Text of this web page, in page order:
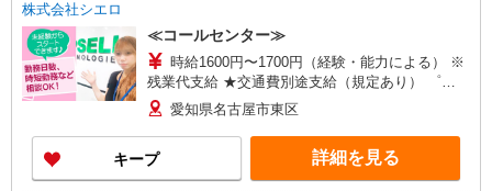
株式会社シエロ
≪コールセンター≫
時給1600円〜1700円（経験・能力による） ※
残業代支給 ★交通費別途支給（規定あり） ゜
+゜・。○。・゜+゜・。○。・゜+゜ 入社祝い金10
万円支給(規定有) お友達を紹介頂くと, インセンテ
ィブ支給(規定有) ★月2回払い・週払い可能（規程
有）★ ゜・。○。・゜+゜・。○。・゜+゜
愛知県名古屋市東区
キープ 詳細を見る